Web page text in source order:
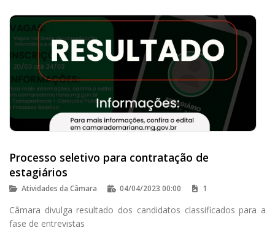
Processo seletivo para contratação de
estagiários
Atividades da Câmara 04/04/2023 00:00 1
Câmara divulga resultado dos candidatos classificados para a
fase de entrevistas